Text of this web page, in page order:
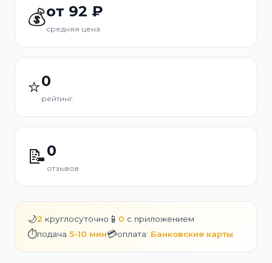
💰от 92 ₽
средняя цена
⭐0
рейтинг
📝0
отзывов
🌙2 круглосуточно 📱 0 с приложением
⏱️подача 5-10 мин💳оплата: Банковские карты